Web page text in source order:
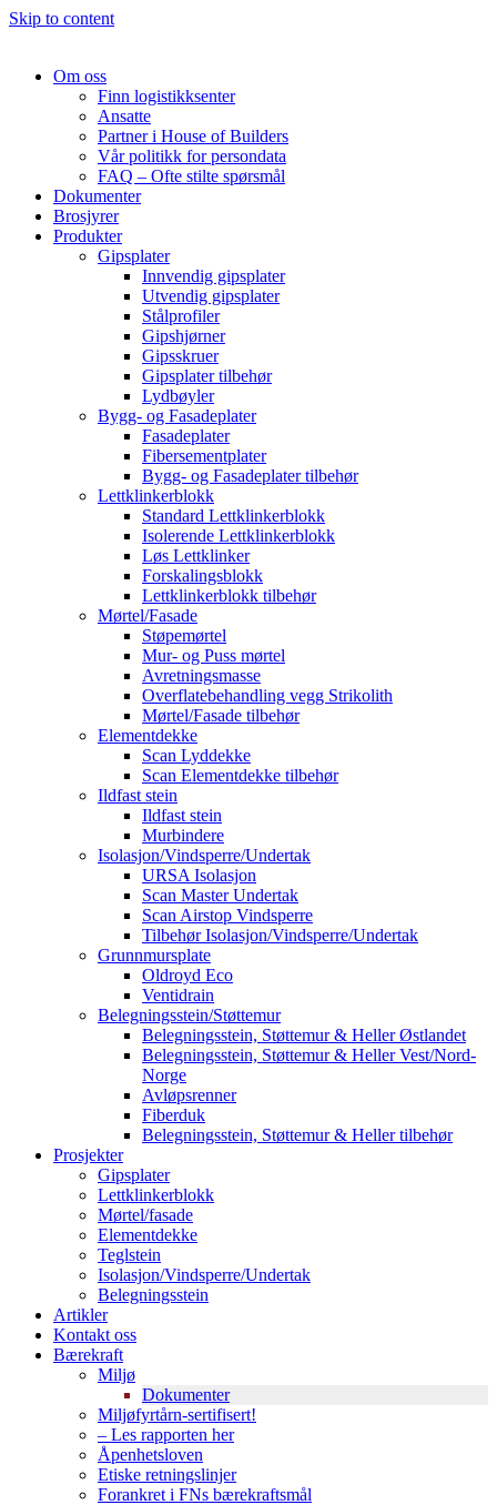
Skip to content
Om oss
Finn logistikksenter
Ansatte
Partner i House of Builders
Vår politikk for persondata
FAQ – Ofte stilte spørsmål
Dokumenter
Brosjyrer
Produkter
Gipsplater
Innvendig gipsplater
Utvendig gipsplater
Stålprofiler
Gipshjørner
Gipsskruer
Gipsplater tilbehør
Lydbøyler
Bygg- og Fasadeplater
Fasadeplater
Fibersementplater
Bygg- og Fasadeplater tilbehør
Lettklinkerblokk
Standard Lettklinkerblokk
Isolerende Lettklinkerblokk
Løs Lettklinker
Forskalingsblokk
Lettklinkerblokk tilbehør
Mørtel/Fasade
Støpemørtel
Mur- og Puss mørtel
Avretningsmasse
Overflatebehandling vegg Strikolith
Mørtel/Fasade tilbehør
Elementdekke
Scan Lyddekke
Scan Elementdekke tilbehør
Ildfast stein
Ildfast stein
Murbindere
Isolasjon/Vindsperre/Undertak
URSA Isolasjon
Scan Master Undertak
Scan Airstop Vindsperre
Tilbehør Isolasjon/Vindsperre/Undertak
Grunnmursplate
Oldroyd Eco
Ventidrain
Belegningsstein/Støttemur
Belegningsstein, Støttemur & Heller Østlandet
Belegningsstein, Støttemur & Heller Vest/Nord-
Norge
Avløpsrenner
Fiberduk
Belegningsstein, Støttemur & Heller tilbehør
Prosjekter
Gipsplater
Lettklinkerblokk
Mørtel/fasade
Elementdekke
Teglstein
Isolasjon/Vindsperre/Undertak
Belegningsstein
Artikler
Kontakt oss
Bærekraft
Miljø
Dokumenter
Miljøfyrtårn-sertifisert!
– Les rapporten her
Åpenhetsloven
Etiske retningslinjer
Forankret i FNs bærekraftsmål